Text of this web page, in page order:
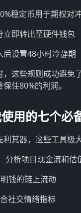
稳定币用于期权对
立即转出至硬件钱包
后设置48小时冷静期
，这些规则成功避免
住80%的利润。
用的七个必
其器，这些工具极
分析项目现金流和估
钱的链上流动
社交情绪指标